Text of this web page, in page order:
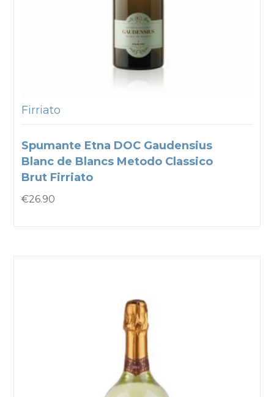
Firriato
Spumante Etna DOC Gaudensius
Blanc de Blancs Metodo Classico
Brut Firriato
€26.90